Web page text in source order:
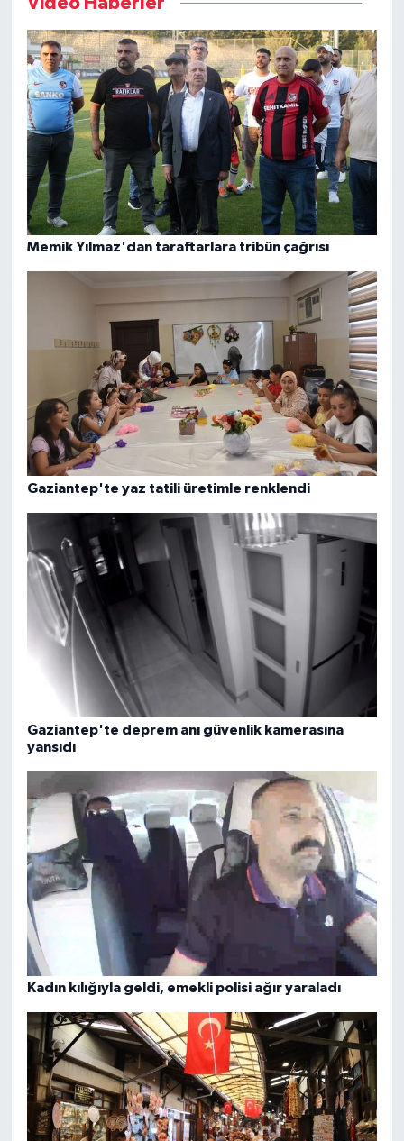
Memik Yılmaz'dan taraftarlara tribün çağrısı
Gaziantep'te yaz tatili üretimle renklendi
Gaziantep'te deprem anı güvenlik kamerasına
yansıdı
Kadın kılığıyla geldi, emekli polisi ağır yaraladı